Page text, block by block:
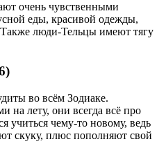
очень чувственными
еды, красивой одежды,
люди-Тельцы имеют тягу
во всём Зодиаке.
на лету, они всегда всё про
учиться чему-то новому, ведь
скуку, плюс пополняют свой